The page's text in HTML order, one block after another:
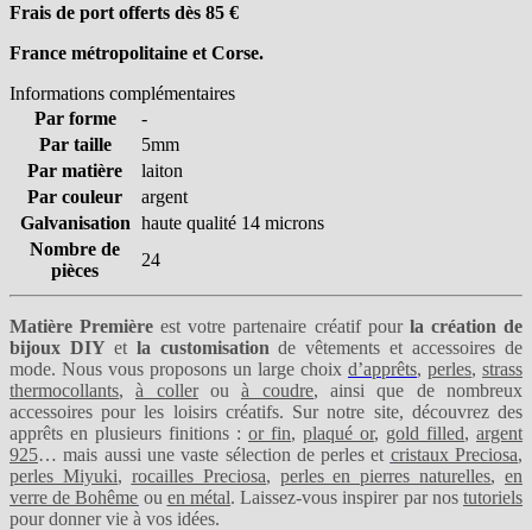
Frais de port offerts dès 85 €
France métropolitaine et Corse.
Informations complémentaires
Par forme
-
Par taille
5mm
Par matière
laiton
Par couleur
argent
Galvanisation haute qualité 14 microns
Nombre de
pièces
24
Matière Première est votre partenaire créatif pourla création de
bijoux DIY etla customisation de vêtements et accessoires de
mode. Nous vous proposons un large choix d’apprêts, perles, strass
thermocollants,à collerouà coudre, ainsi que de nombreux
accessoires pour les loisirs créatifs. Sur notre site, découvrez des
apprêts en plusieurs finitions : or fin, plaqué or, gold filled, argent
925… mais aussi une vaste sélection de perles et cristaux Preciosa,
perles Miyuki, rocailles Preciosa, perles en pierres naturelles, en
verre de Bohême ou en métal. Laissez-vous inspirer par nostutoriels
pour donner vie à vos idées.